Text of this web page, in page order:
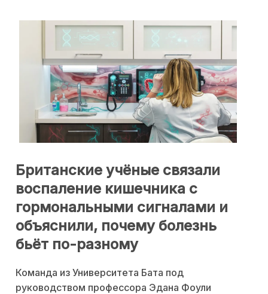
Британские учёные связали
воспаление кишечника с
гормональными сигналами и
объяснили, почему болезнь
бьёт по-разному
Команда из Университета Бата под
руководством профессора Эдана Фоули